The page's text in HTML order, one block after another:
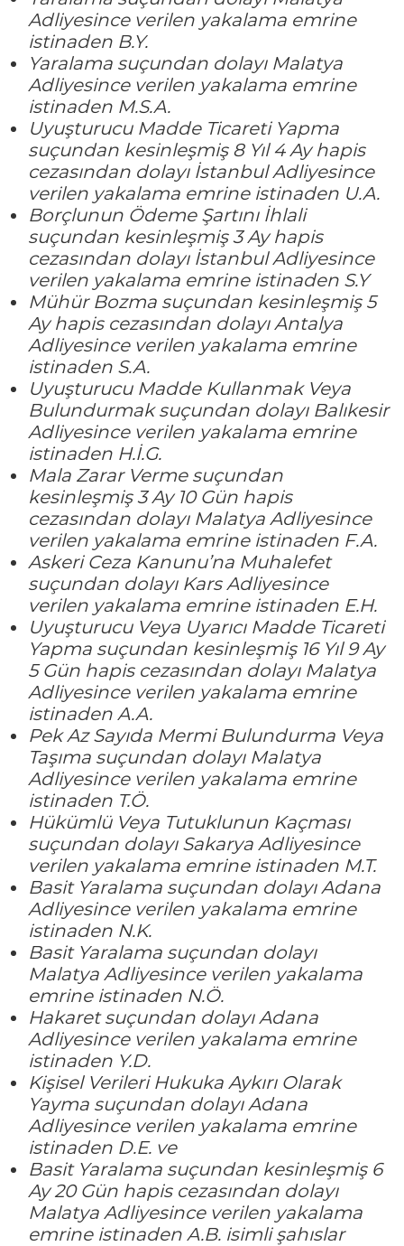
Adliyesince verilen yakalama emrine
istinaden B.Y.
Yaralama suçundan dolayı Malatya
Adliyesince verilen yakalama emrine
istinaden M.S.A.
Uyuşturucu Madde Ticareti Yapma
suçundan kesinleşmiş 8 Yıl 4 Ay hapis
cezasından dolayı İstanbul Adliyesince
verilen yakalama emrine istinaden U.A.
Borçlunun Ödeme Şartını İhlali
suçundan kesinleşmiş 3 Ay hapis
cezasından dolayı İstanbul Adliyesince
verilen yakalama emrine istinaden S.Y
Mühür Bozma suçundan kesinleşmiş 5
Ay hapis cezasından dolayı Antalya
Adliyesince verilen yakalama emrine
istinaden S.A.
Uyuşturucu Madde Kullanmak Veya
Bulundurmak suçundan dolayı Balıkesir
Adliyesince verilen yakalama emrine
istinaden H.İ.G.
Mala Zarar Verme suçundan
kesinleşmiş 3 Ay 10 Gün hapis
cezasından dolayı Malatya Adliyesince
verilen yakalama emrine istinaden F.A.
Askeri Ceza Kanunu’na Muhalefet
suçundan dolayı Kars Adliyesince
verilen yakalama emrine istinaden E.H.
Uyuşturucu Veya Uyarıcı Madde Ticareti
Yapma suçundan kesinleşmiş 16 Yıl 9 Ay
5 Gün hapis cezasından dolayı Malatya
Adliyesince verilen yakalama emrine
istinaden A.A.
Pek Az Sayıda Mermi Bulundurma Veya
Taşıma suçundan dolayı Malatya
Adliyesince verilen yakalama emrine
istinaden T.Ö.
Hükümlü Veya Tutuklunun Kaçması
suçundan dolayı Sakarya Adliyesince
verilen yakalama emrine istinaden M.T.
Basit Yaralama suçundan dolayı Adana
Adliyesince verilen yakalama emrine
istinaden N.K.
Basit Yaralama suçundan dolayı
Malatya Adliyesince verilen yakalama
emrine istinaden N.Ö.
Hakaret suçundan dolayı Adana
Adliyesince verilen yakalama emrine
istinaden Y.D.
Kişisel Verileri Hukuka Aykırı Olarak
Yayma suçundan dolayı Adana
Adliyesince verilen yakalama emrine
istinaden D.E. ve
Basit Yaralama suçundan kesinleşmiş 6
Ay 20 Gün hapis cezasından dolayı
Malatya Adliyesince verilen yakalama
emrine istinaden A.B. isimli şahıslar